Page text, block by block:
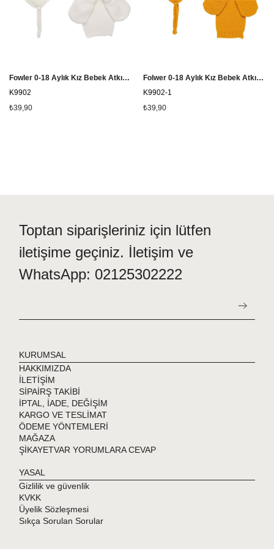
Fowler 0-18 Aylık Kız Bebek Atkı Bere Eldiven Takımı Beyaz K9902 - Beyaz
K9902
₺39,90
Folwer 0-18 Aylık Kız Bebek Atkı Bere Eldiven Takımı K9902 - Hardal
K9902-1
₺39,90
Toptan siparişleriniz için lütfen
iletişime geçiniz. İletişim ve
WhatsApp: 02125302222
KURUMSAL
HAKKIMIZDA
İLETİŞİM
SİPAİRŞ TAKİBİ
İPTAL, İADE, DEĞİŞİM
KARGO VE TESLİMAT
ÖDEME YÖNTEMLERİ
MAĞAZA
ŞİKAYETVAR YORUMLARA CEVAP
YASAL
Gizlilik ve güvenlik
KVKK
Üyelik Sözleşmesi
Sıkça Sorulan Sorular